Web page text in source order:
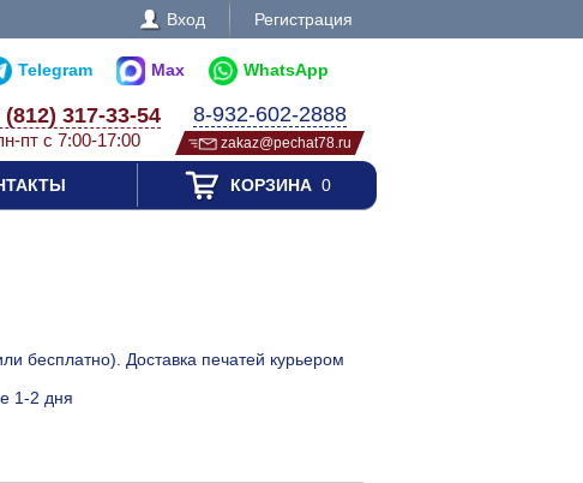
Вход Регистрация
Telegram Max WhatsApp
(812) 317-33-54
пт с 7:00-17:00
8-932-602-2888
zakaz@pechat78.ru
КОРЗИНА0
бесплатно). Доставка печатей курьером
1-2 дня